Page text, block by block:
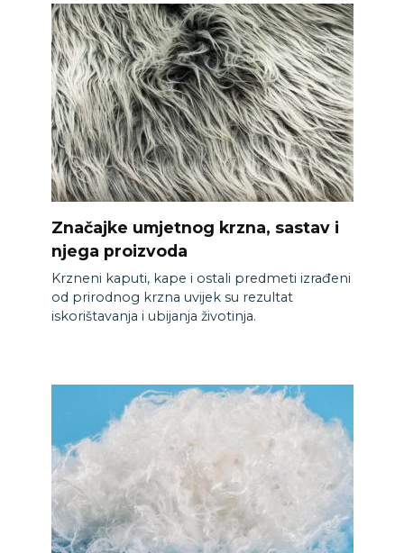
Značajke umjetnog krzna, sastav i
njega proizvoda
Krzneni kaputi, kape i ostali predmeti izrađeni
od prirodnog krzna uvijek su rezultat
iskorištavanja i ubijanja životinja.